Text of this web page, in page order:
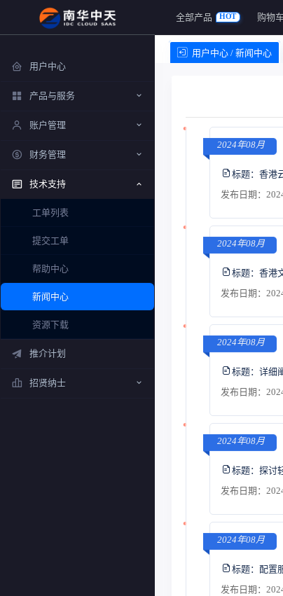
全部产品 HOT 购物
用户中心 / 新闻中心
用户中心
产品与服务
账户管理
财务管理
技术支持
工单列表
提交工单
帮助中心
新闻中心
资源下载
推介计划
招贤纳士
2024年08月
标题： 香港
发布日期：
2024年08月
标题： 香港
发布日期：
2024年08月
标题： 详细
发布日期：
2024年08月
标题： 探讨
发布日期：
2024年08月
标题： 配置
发布日期：